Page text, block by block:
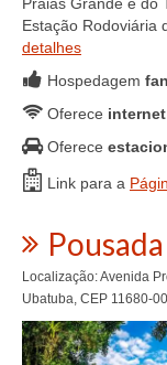
Praias Grande e do
Estação Rodoviária
detalhes
Hospedagem
Oferece
Oferece
Link para a
Localização: Avenida
Ubatuba, CEP 11680-